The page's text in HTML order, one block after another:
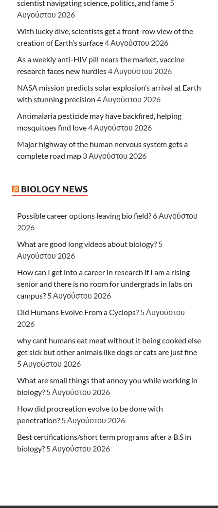
scientist navigating science, politics, and fame 5
Αυγούστου 2026
With lucky dive, scientists get a front-row view of the
creation of Earth’s surface4 Αυγούστου 2026
As a weekly anti-HIV pill nears the market, vaccine
research faces new hurdles4 Αυγούστου 2026
NASA mission predicts solar explosion’s arrival at Earth
with stunning precision 4 Αυγούστου 2026
Antimalaria pesticide may have backfired, helping
mosquitoes find love4 Αυγούστου 2026
Major highway of the human nervous system gets a
complete road map 3 Αυγούστου 2026
BIOLOGY NEWS
Possible career options leaving bio field? 6 Αυγούστου
2026
What are good long videos about biology? 5
Αυγούστου 2026
How can I get into a career in research if I am a rising
senior and there is no room for undergrads in labs on
campus? 5 Αυγούστου 2026
Did Humans Evolve From a Cyclops? 5 Αυγούστου
2026
why cant humans eat meat without it being cooked else
get sick but other animals like dogs or cats are just fine
5 Αυγούστου 2026
What are small things that annoy you while working in
biology? 5 Αυγούστου 2026
How did procreation evolve to be done with
penetration? 5 Αυγούστου 2026
Best certifications/short term programs after a B.S in
biology? 5 Αυγούστου 2026